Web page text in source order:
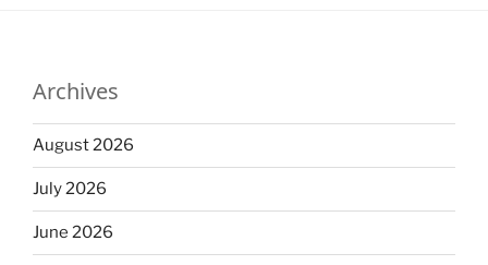
Archives
August 2026
July 2026
June 2026